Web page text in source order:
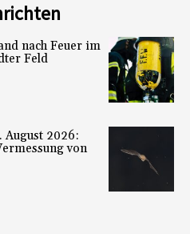
nach Feuer im
Feld
August 2026:
von